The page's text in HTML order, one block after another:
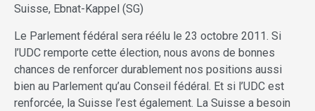
Suisse, Ebnat-Kappel (SG)
Le Parlement fédéral sera réélu le 23 octobre 2011. Si
l’UDC remporte cette élection, nous avons de bonnes
chances de renforcer durablement nos positions aussi
bien au Parlement qu’au Conseil fédéral. Et si l’UDC est
renforcée, la Suisse l’est également. La Suisse a besoin